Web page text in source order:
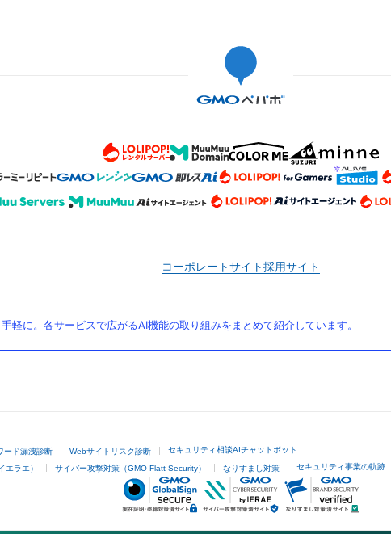
コーポレートサイト採用サイト
軽に。各サービスで広がるAI機能の取り組みをまとめて紹介しています。
ード漏洩診断 Webサイトリスク診断 セキュリティ相談AIチャットボット
ラエ） サイバー攻撃対策（GMO Flatt Security） なりすまし対策 セキュリティ事業の軌跡